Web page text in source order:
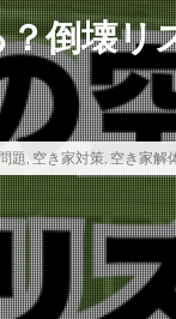
倒壊リ
題, 空き家対策, 空き家解